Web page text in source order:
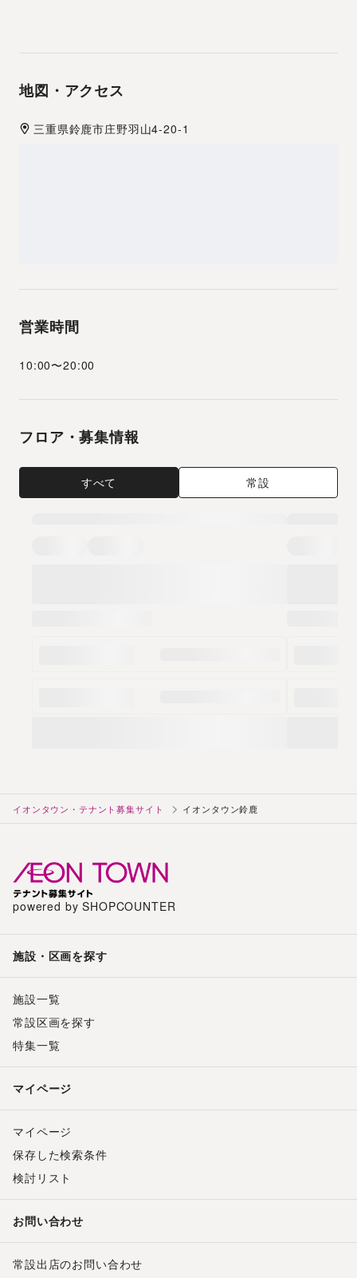
地図・アクセス
三重県鈴鹿市庄野羽山4-20-1
営業時間
10:00〜20:00
フロア・募集情報
すべて 常設
イオンタウン・テナント募集サイト イオンタウン鈴鹿
powered by SHOPCOUNTER
施設・区画を探す
施設一覧
常設区画を探す
特集一覧
マイページ
マイページ
保存した検索条件
検討リスト
お問い合わせ
常設出店のお問い合わせ